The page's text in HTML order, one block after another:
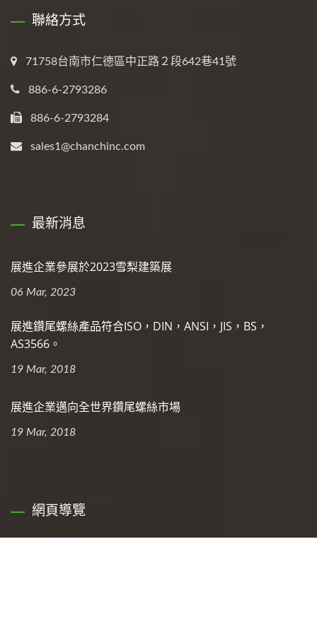
聯絡方式
71758台南市仁德區中正路２段642巷41號
886-6-2793286
886-6-2793284
sales1@chanchinc.com
最新消息
展進企業參展於2023雪梨建築展
06 Mar, 2023
展進鑽尾螺絲產品符合ISO，DIN，ANSI，JIS，BS，
AS3566。
19 Mar, 2018
展進企業邁向全世界鑽尾螺絲市場
19 Mar, 2018
網頁導覽